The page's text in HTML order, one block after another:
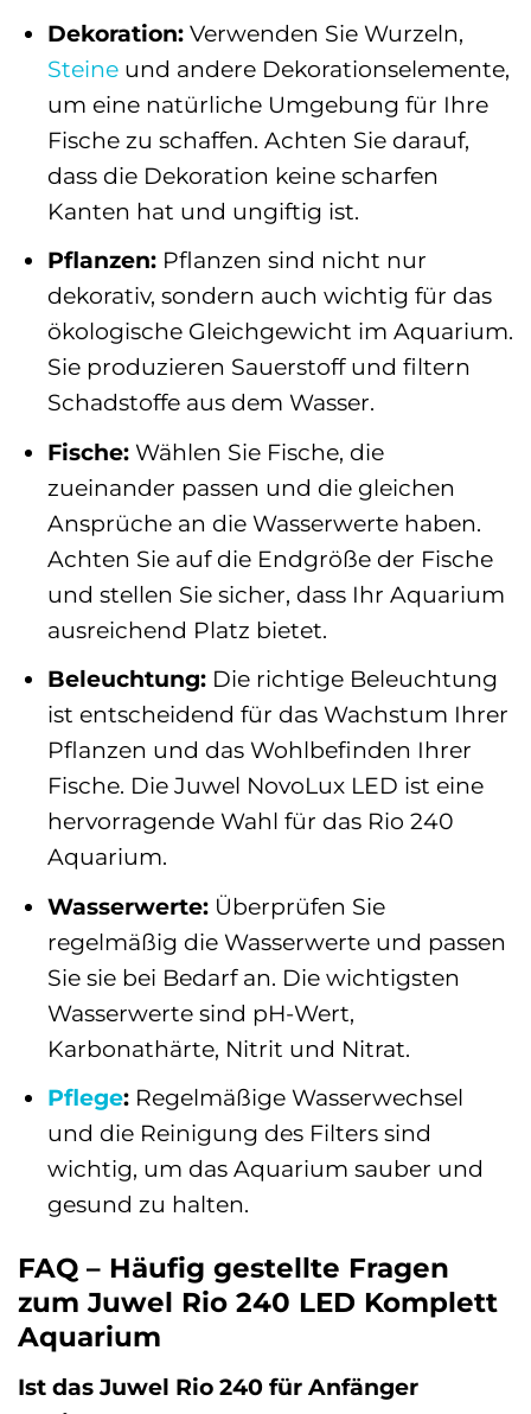
Dekoration:Verwenden Sie Wurzeln,
Steineund andere Dekorationselemente,
um eine natürliche Umgebung für Ihre
Fische zu schaffen. Achten Sie darauf,
dass die Dekoration keine scharfen
Kanten hat und ungiftig ist.
Pflanzen:Pflanzen sind nicht nur
dekorativ, sondern auch wichtig für das
ökologische Gleichgewicht im Aquarium.
Sie produzieren Sauerstoff und filtern
Schadstoffe aus dem Wasser.
Fische:Wählen Sie Fische, die
zueinander passen und die gleichen
Ansprüche an die Wasserwerte haben.
Achten Sie auf die Endgröße der Fische
und stellen Sie sicher, dass Ihr Aquarium
ausreichend Platz bietet.
Beleuchtung:Die richtige Beleuchtung
ist entscheidend für das Wachstum Ihrer
Pflanzen und das Wohlbefinden Ihrer
Fische. Die Juwel NovoLux LED ist eine
hervorragende Wahl für das Rio 240
Aquarium.
Wasserwerte:Überprüfen Sie
regelmäßig die Wasserwerte und passen
Sie sie bei Bedarf an. Die wichtigsten
Wasserwerte sind pH-Wert,
Karbonathärte, Nitrit und Nitrat.
Pflege:Regelmäßige Wasserwechsel
und die Reinigung des Filters sind
wichtig, um das Aquarium sauber und
gesund zu halten.
FAQ – Häufig gestellte Fragen
zum Juwel Rio 240 LED Komplett
Aquarium
Ist das Juwel Rio 240 für Anfänger